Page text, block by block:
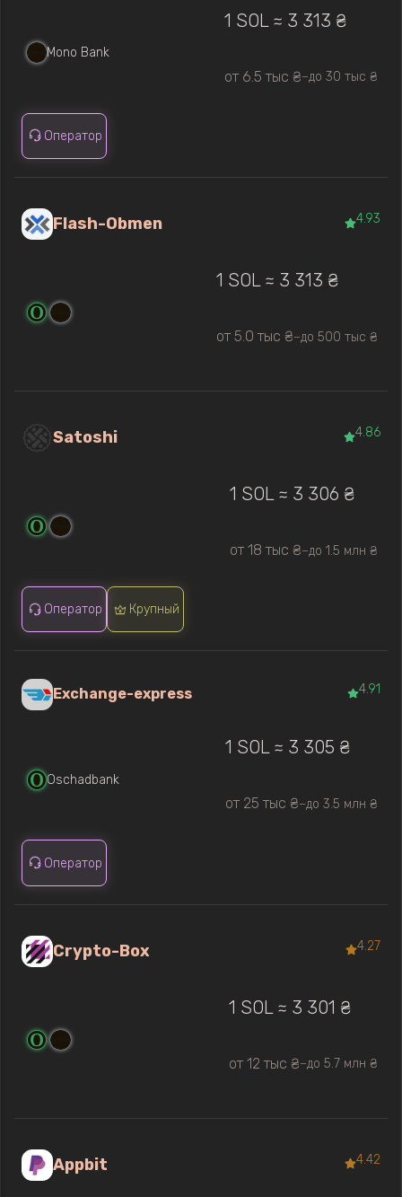
Mono Bank
1 SOL ≈ 3 313 ₴
от 6.5 тыс ₴—до 30 тыс ₴
Оператор
Flash-Obmen 4.93
1 SOL ≈ 3 313 ₴
от 5.0 тыс ₴—до 500 тыс ₴
Satoshi 4.86
1 SOL ≈ 3 306 ₴
от 18 тыс ₴—до 1.5 млн ₴
Оператор Крупный
Exchange-express 4.91
Oschadbank
1 SOL ≈ 3 305 ₴
от 25 тыс ₴—до 3.5 млн ₴
Оператор
Crypto-Box 4.27
1 SOL ≈ 3 301 ₴
от 12 тыс ₴—до 5.7 млн ₴
Appbit 4.42